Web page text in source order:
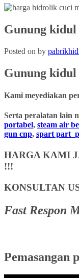
Gunung kidul
Posted on by
Gunung kidul
Kami meyediakan
Serta peralatan lain
portabel, steam air
gun cnp, spart part
HARGA KAMI
!!!
KONSULTAN
Fast Respon